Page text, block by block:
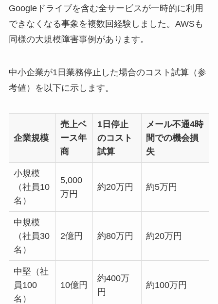
Googleドライブを含む全サービスが一時的に利用
できなくなる事象を複数回経験しました。AWSも
同様の大規模障害事例があります。
中小企業が1日業務停止した場合のコスト試算（参
考値）を以下に示します。
企業規模
売上ベ
ース年
商
1日停止
のコスト
試算
メール不通4時
間での機会損
失
小規模
（社員10
名）
5,000
万円
約20万円 約5万円
中規模
（社員30
名）
2億円 約80万円 約20万円
中堅（社
員100
名）
10億円
約400万
円
約100万円